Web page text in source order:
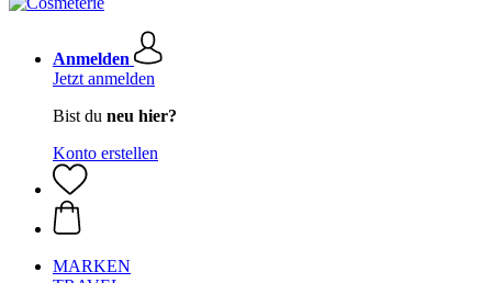
Anmelden
Jetzt anmelden
Bist du neu hier?
Konto erstellen
MARKEN